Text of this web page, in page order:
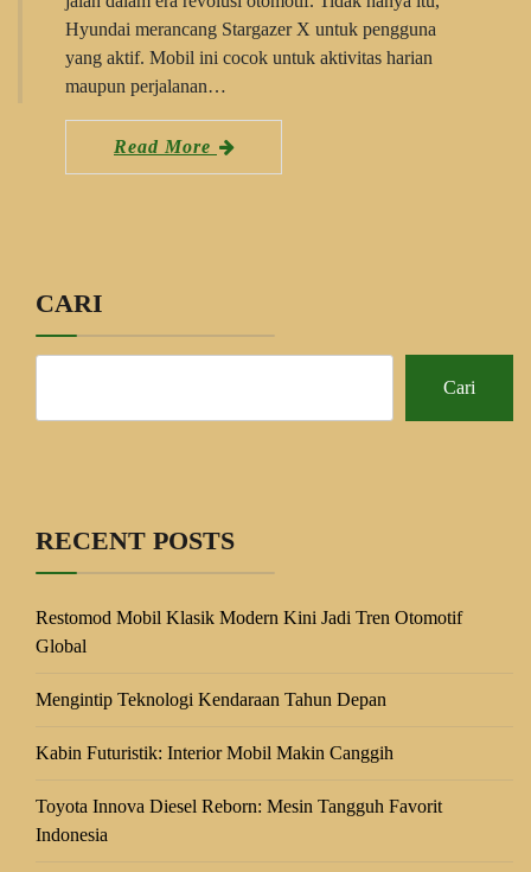
Hyundai merancang Stargazer X untuk pengguna
yang aktif. Mobil ini cocok untuk aktivitas harian
maupun perjalanan…
Read More
CARI
Cari
RECENT POSTS
Restomod Mobil Klasik Modern Kini Jadi Tren Otomotif
Global
Mengintip Teknologi Kendaraan Tahun Depan
Kabin Futuristik: Interior Mobil Makin Canggih
Toyota Innova Diesel Reborn: Mesin Tangguh Favorit
Indonesia